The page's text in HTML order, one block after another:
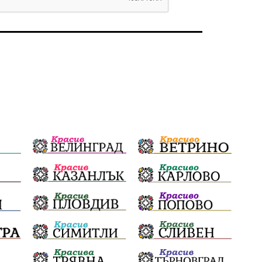
Апостол Апостолов
фолклор
производство
насилие Пътна безопасност